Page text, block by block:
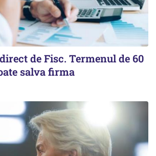
de Fisc. Termenul de 60
salva firma